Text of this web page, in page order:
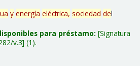
y energía eléctrica, sociedad del
para préstamo: Signatura
v.3 (1).